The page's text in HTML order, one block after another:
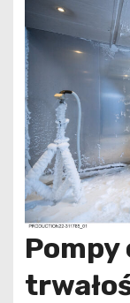
Pompy